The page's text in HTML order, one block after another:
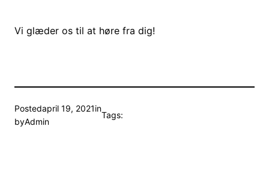
Vi glæder os til at høre fra dig!
Postedapril 19, 2021in
byAdmin
Tags: